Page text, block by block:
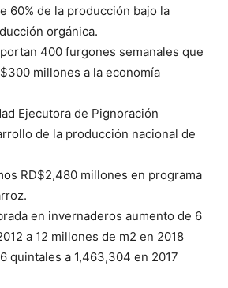
60% de la producción bajo la
orgánica.
400 furgones semanales que
millones a la economía
Ejecutora de Pignoración
de la producción nacional de
RD$2,480 millones en programa
en invernaderos aumento de 6
a 12 millones de m2 en 2018
quintales a 1,463,304 en 2017